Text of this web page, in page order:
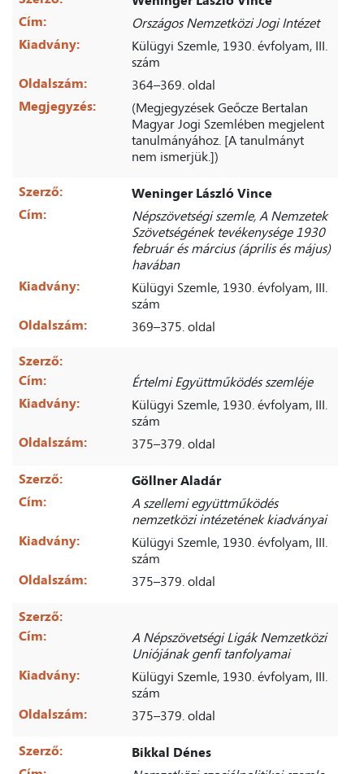
Cím:
Országos Nemzetközi Jogi Intézet
Kiadvány:
Külügyi Szemle, 1930. évfolyam, III.
szám
Oldalszám:
364–369. oldal
Megjegyzés:
(Megjegyzések Geőcze Bertalan
Magyar Jogi Szemlében megjelent
tanulmányához. [A tanulmányt
nem ismerjük.])
Szerző:
Weninger László Vince
Cím:
Népszövetségi szemle, A Nemzetek
Szövetségének tevékenysége 1930
február és március (április és május)
havában
Kiadvány:
Külügyi Szemle, 1930. évfolyam, III.
szám
Oldalszám:
369–375. oldal
Szerző:
Cím:
Értelmi Együttműködés szemléje
Kiadvány:
Külügyi Szemle, 1930. évfolyam, III.
szám
Oldalszám:
375–379. oldal
Szerző:
Göllner Aladár
Cím:
A szellemi együttműködés
nemzetközi intézetének kiadványai
Kiadvány:
Külügyi Szemle, 1930. évfolyam, III.
szám
Oldalszám:
375–379. oldal
Szerző:
Cím:
A Népszövetségi Ligák Nemzetközi
Uniójának genfi tanfolyamai
Kiadvány:
Külügyi Szemle, 1930. évfolyam, III.
szám
Oldalszám:
375–379. oldal
Szerző:
Bikkal Dénes